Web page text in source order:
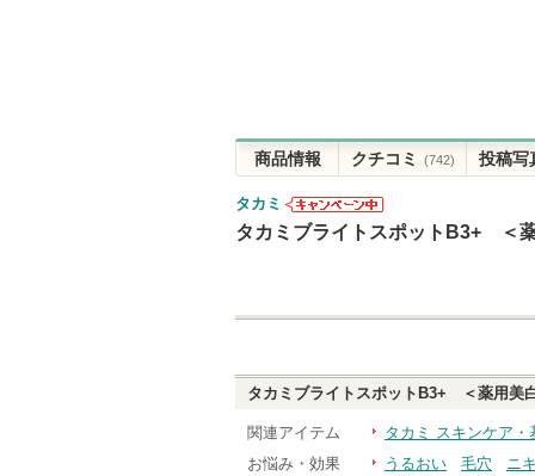
商品情報 クチコミ (742) 投稿写
タカミ
タカミからの
タカミブライトスポットB3+ ＜
タカミブライトスポットB3+ ＜薬用美
関連アイテム タカミ スキンケア・
お悩み・効果
うるおい 毛穴 ニ